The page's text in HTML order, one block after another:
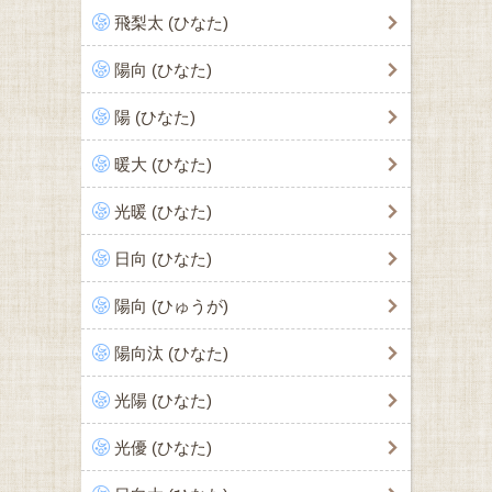
飛梨太 (ひなた)
陽向 (ひなた)
陽 (ひなた)
暖大 (ひなた)
光暖 (ひなた)
日向 (ひなた)
陽向 (ひゅうが)
陽向汰 (ひなた)
光陽 (ひなた)
光優 (ひなた)